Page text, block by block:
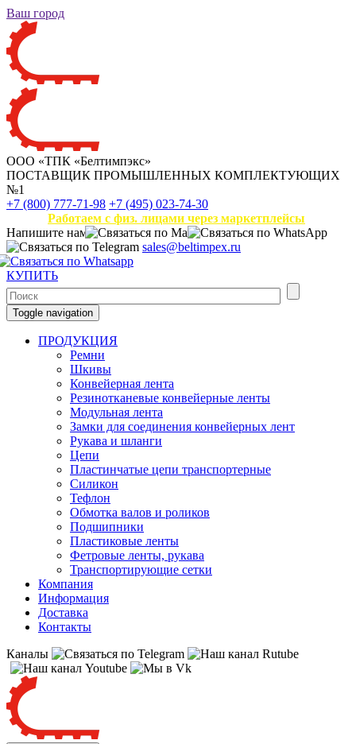
Ваш город
ООО «ТПК «Белтимпэкс»
ПОСТАВЩИК ПРОМЫШЛЕННЫХ КОМПЛЕКТУЮЩИХ
№1
+7 (800) 777-71-98 +7 (495) 023-74-30
Работаем с физ. лицами через маркетплейсы
Напишите нам
sales@beltimpex.ru
КУПИТЬ
Toggle navigation
ПРОДУКЦИЯ
Ремни
Шкивы
Конвейерная лента
Резинотканевые конвейерные ленты
Модульная лента
Замки для соединения конвейерных лент
Рукава и шланги
Цепи
Пластинчатые цепи транспортерные
Силикон
Тефлон
Обмотка валов и роликов
Подшипники
Пластиковые ленты
Фетровые ленты, рукава
Транспортирующие сетки
Компания
Информация
Доставка
Контакты
Каналы